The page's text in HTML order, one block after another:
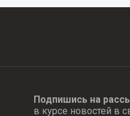
Подпишись на
в курсе новостей в